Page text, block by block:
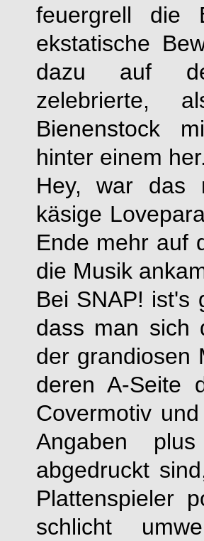
feuergrell die
ekstatische
dazu auf
zelebrierte,
Bienenstock
hinter einem
Hey, war das
käsige
Ende mehr auf
die Musik
Bei SNAP! ist's
dass man sich
der grandiosen
deren A-Seite
Covermotiv
Angaben
abgedruckt
Plattenspieler
schlicht